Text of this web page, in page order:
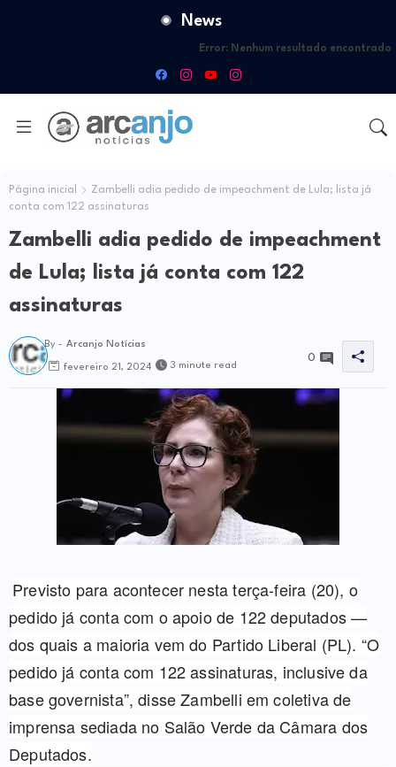
News
Error: Nenhum resultado encontrado
Página inicial
Zambelli adia pedido de impeachment de Lula; lista já
conta com 122 assinaturas
Zambelli adia pedido de impeachment
de Lula; lista já conta com 122
assinaturas
By - Arcanjo Notícias
fevereiro 21, 2024 3 minute read
0
Previsto para acontecer nesta terça-feira (20), o
pedido já conta com o apoio de 122 deputados —
dos quais a maioria vem do Partido Liberal (PL). “O
pedido já conta com 122 assinaturas, inclusive da
base governista”, disse Zambelli em coletiva de
imprensa sediada no Salão Verde da Câmara dos
Deputados.